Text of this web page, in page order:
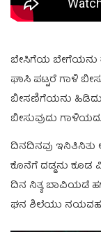
ಬೇಸಿಗೆಯ ಬೇಗೆಯನು
ಘಾಸಿ ಪಟ್ಟರೆ ಗಾಳಿ
ಬೀಸಣಿಗೆಯನು
ಬೀಸುವುದು ಗಾಳಿಯದು-
ದಿನದಿನವು ಇನಿತಿನಿತು
ಕೊನೆಗೆ ದಡ್ಡನು ಕೂಡ
ದಿನ ನಿತ್ಯ ಬಾವಿಯಡೆ
ಘನ ಶಿಲೆಯು